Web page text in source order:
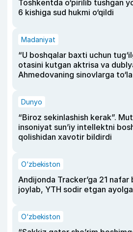
Toshkentda o‘pirilib tushgan
6 kishiga sud hukmi o‘qildi
Madaniyat
“U boshqalar baxti uchun
otasini kutgan aktrisa va
Ahmedovaning sinovlarga
Dunyo
“Biroz sekinlashish kerak”.
insoniyat sun’iy intellektni
qolishidan xavotir bildirdi
O‘zbekiston
Andijonda Tracker’ga 21 nafar
joylab, YTH sodir etgan
O‘zbekiston